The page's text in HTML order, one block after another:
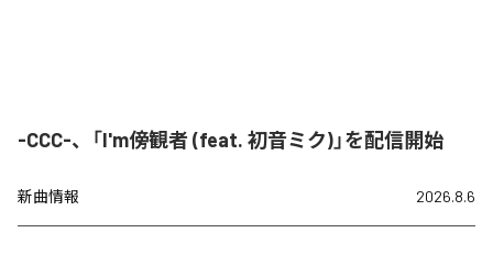
-CCC-、「I'm傍観者 (feat. 初音ミク)」を配信開始
新曲情報 2026.8.6